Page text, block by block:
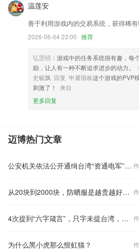
温莲安
善于利用游戏内的交易系统，获得稀
2026-06-04 23:00 推荐
弘罡绍 ：游戏中的任务系统很有趣，每
励，让人有一种不断追求进步的动力。
史毓飘 回复 申屠国栋这个游戏的PVP
刺激了！
来自
更多回复
迈博热门文章
公安机关依法公开通缉台湾“资通电军”重要犯罪嫌疑人
从20块到2000块，防晒服是越贵越好吗？
4次提到“六字箴言”，只字未提台湾，美国在释放什么信号？
为什么黑小虎那么恨虹猫？